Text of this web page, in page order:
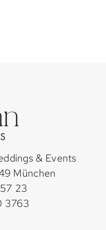
& Events
München
23
3763